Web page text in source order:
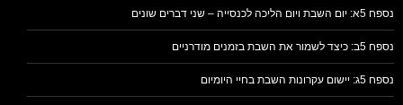
נספח 5א: יום השבת ויום הליכה לכנסייה – שני דברים שונים
נספח 5ב: כיצד לשמור את השבת בזמנים מודרניים
נספח 5ג: יישום עקרונות השבת בחיי היומיום